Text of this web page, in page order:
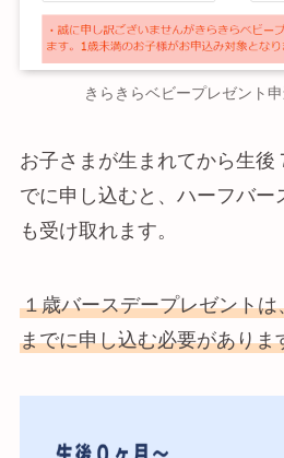
きらきらベビープレゼント
お子さまが生まれてから生後
でに申し込むと、ハーフバー
も受け取れます。
１歳バースデープレゼント
までに申し込む必要がありま